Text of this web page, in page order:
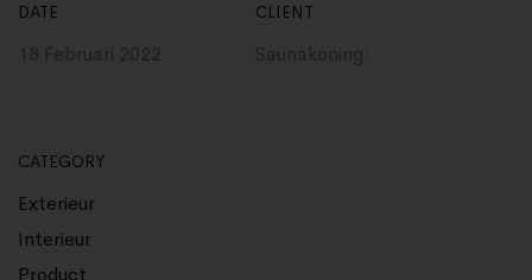
DATE
18 Februari 2022
CLIENT
Saunakoning
CATEGORY
Exterieur
Interieur
Product